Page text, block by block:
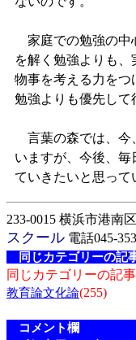
家庭での勉強の中
を解く勉強よりも
物事を考える力をつ
勉強よりも優先して
言葉の森では、今
いますが、今後、
ていきたいと思って
233-0015 横浜市港南
スクール 電話045-
同じカテゴリーの記
同じカテゴリーの記
教育論文化論(255)
コメント欄